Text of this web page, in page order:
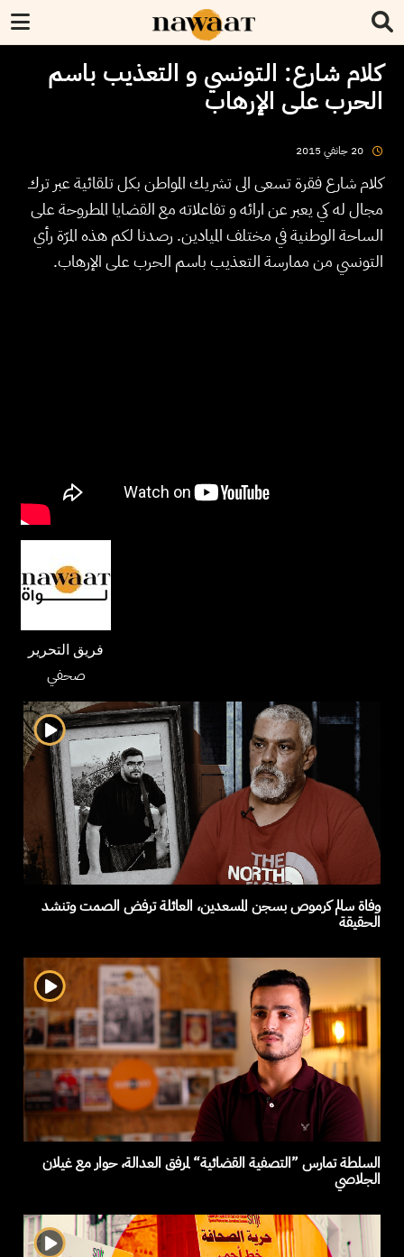
كلام شارع: التونسي و التعذيب باسم
الحرب على الإرهاب
20 جانفي2015
كلام شارع فقرة تسعى الى تشريك المواطن بكل تلقائية عبر ترك
مجال له كي يعبر عن ارائه و تفاعلاته مع القضايا المطروحة على
الساحة الوطنية في مختلف الميادين. رصدنا لكم هذه المرّة رأي
التونسي من ممارسة التعذيب باسم الحرب على الإرهاب.
فريق التحرير
صحفي
وفاة سالم كرموص بسجن المسعدين، العائلة ترفض الصمت وتنشد
الحقيقة
السلطة تمارس ”التصفية القضائية“ لمرفق العدالة، حوار مع غيلان
الجلاصي